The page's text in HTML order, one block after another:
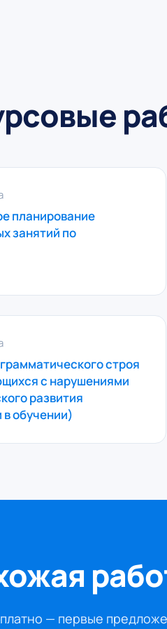
планирование
занятий по
строя
с нарушениями
развития
обучении)
— первые